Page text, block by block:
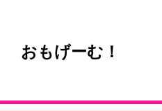
おもげーむ！